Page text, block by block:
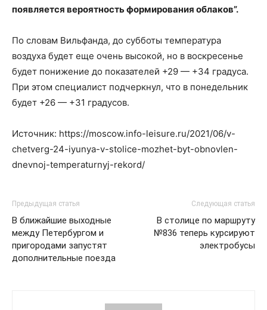
появляется вероятность формирования облаков”.
По словам Вильфанда, до субботы температура
воздуха будет еще очень высокой, но в воскресенье
будет понижение до показателей +29 — +34 градуса.
При этом специалист подчеркнул, что в понедельник
будет +26 — +31 градусов.
Источник: https://moscow.info-leisure.ru/2021/06/v-
chetverg-24-iyunya-v-stolice-mozhet-byt-obnovlen-
dnevnoj-temperaturnyj-rekord/
Предыдущая статья
В ближайшие выходные
между Петербургом и
пригородами запустят
дополнительные поезда
Следующая статья
В столице по маршруту
№836 теперь курсируют
электробусы